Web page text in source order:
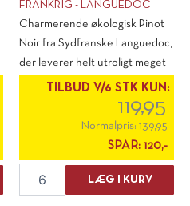
FRANKRIG - LANGUEDOC
Charmerende økologisk Pinot
Noir fra Sydfranske Languedoc,
der leverer helt utroligt meget
vin [...]
TILBUD V/6 STK KUN:
119,95
Normalpris: 139,95
SPAR: 120,-
LÆG I KURV